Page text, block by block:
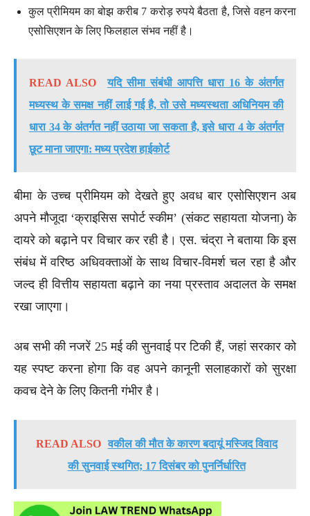
कुल प्रीमियम का बोझ करीब 7 करोड़ रुपये बैठता है, जिसे वहन करना
एसोसिएशन के लिए फिलहाल संभव नहीं है।
READ ALSO
यदि सीमा संबंधी आपत्ति धारा 16 के अंतर्गत
मध्यस्थ के समक्ष नहीं लाई गई है, तो उसे मध्यस्थता अधिनियम की
धारा 34 के अंतर्गत नहीं उठाया जा सकता है, इसे धारा 4 के अंतर्गत
छूट माना जाएगा: मध्य प्रदेश हाईकोर्ट
बीमा के उच्च प्रीमियम को देखते हुए अवध बार एसोसिएशन अब
अपने मौजूदा ‘क्राइसिस सपोर्ट स्कीम’ (संकट सहायता योजना) के
दायरे को बढ़ाने पर विचार कर रही है। एस. चंद्रा ने बताया कि इस
संबंध में वरिष्ठ अधिवक्ताओं के साथ विचार-विमर्श चल रहा है और
जल्द ही वित्तीय सहायता बढ़ाने का नया प्रस्ताव अदालत के समक्ष
रखा जाएगा।
अब सभी की नजरें 25 मई की सुनवाई पर टिकी हैं, जहां सरकार को
यह स्पष्ट करना होगा कि वह अपने कानूनी सलाहकारों को सुरक्षा
कवच देने के लिए कितनी गंभीर है।
READ ALSO वकील की मौत के कारण बदायूं मस्जिद विवाद
की सुनवाई स्थगित; 17 दिसंबर को पुनर्निर्धारित